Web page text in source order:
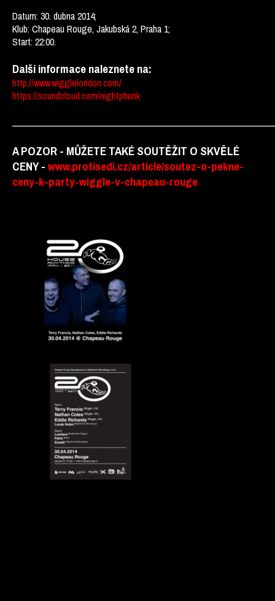
Datum: 30. dubna 2014;
Klub: Chapeau Rouge, Jakubská 2, Praha 1;
Start: 22:00.
Další informace naleznete na:
http://www.wigglelondon.com/
https://soundcloud.com/nightphunk
A POZOR - MŮŽETE TAKÉ SOUTĚŽIT O SKVĚLÉ
CENY -www.protisedi.cz/article/soutez-o-pekne-
ceny-k-party-wiggle-v-chapeau-rouge